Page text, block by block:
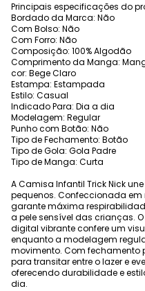
Principais especificações do
Bordado da Marca: Não
Com Bolso: Não
Com Forro: Não
Composição: 100% Algodão
Comprimento da Manga:
cor: Bege Claro
Estampa: Estampada
Estilo: Casual
Indicado Para: Dia a dia
Modelagem: Regular
Punho com Botão: Não
Tipo de Fechamento: Botão
Tipo de Gola: Gola Padre
Tipo de Manga: Curta
A Camisa Infantil Trick Nick
pequenos. Confeccionada
garante máxima
a pele sensível das crianças.
digital vibrante confere um
enquanto a modelagem
movimento. Com fechamento
para transitar entre o lazer e
oferecendo durabilidade e
dia.